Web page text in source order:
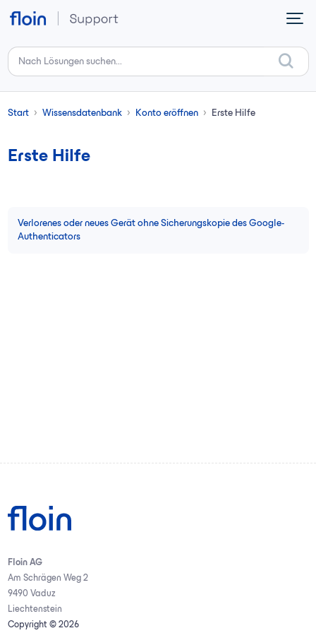
Zum hauptsächlichen Inhalt gehen
Start Wissensdatenbank Konto eröffnen Erste Hilfe
Erste Hilfe
Verlorenes oder neues Gerät ohne Sicherungskopie des Google-
Authenticators
Floin AG
Am Schrägen Weg 2
9490 Vaduz
Liechtenstein
Copyright © 2026